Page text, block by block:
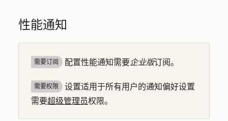
性能通知
需要订阅 配置性能通知需要企业版订阅。
需要权限
设置适用于所有用户的通知偏好设置
需要超级管理员权限。